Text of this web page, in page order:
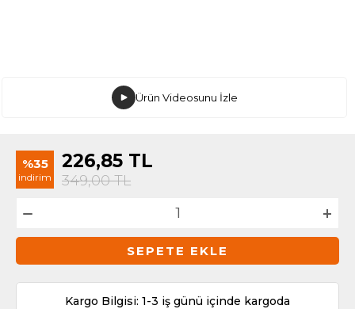
Ürün Videosunu İzle
%35
indirim
226,85 TL
349,00TL
SEPETE EKLE
Kargo Bilgisi: 1-3 iş günü içinde kargoda